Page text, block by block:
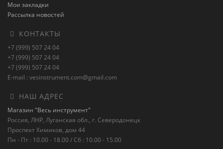
Мои закладки
Рассылка новостей
КОНТАКТЫ
+7 (999) 507 24 04
+7 (999) 507 24 04
+7 (999) 507 24 04
E-mail : vesinstrument.com@gmail.com
НАШ АДРЕС
Магазин "Весь инструмент"
Россия, ЛНР, Луганская обл., г. Северодонецк
Проспект Химиков, дом 44
Пн - Пт : 10.00 - 18.00 / Сб : 10.00 - 15.00